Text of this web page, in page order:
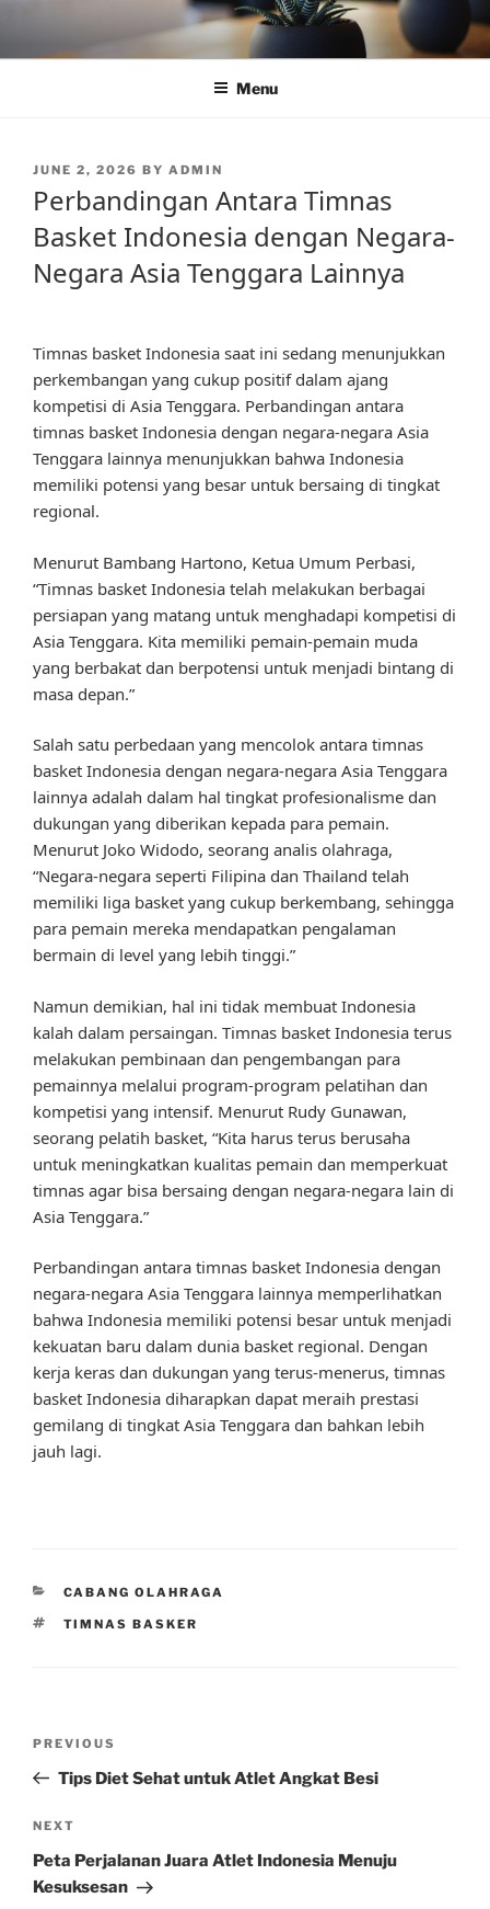
content
Menu
POSTED
JUNE 2, 2026 BY ADMIN
Perbandingan Antara Timnas
Basket Indonesia dengan Negara-
Negara Asia Tenggara Lainnya
Timnas basket Indonesia saat ini sedang menunjukkan
perkembangan yang cukup positif dalam ajang
kompetisi di Asia Tenggara. Perbandingan antara
timnas basket Indonesia dengan negara-negara Asia
Tenggara lainnya menunjukkan bahwa Indonesia
memiliki potensi yang besar untuk bersaing di tingkat
regional.
Menurut Bambang Hartono, Ketua Umum Perbasi,
“Timnas basket Indonesia telah melakukan berbagai
persiapan yang matang untuk menghadapi kompetisi di
Asia Tenggara. Kita memiliki pemain-pemain muda
yang berbakat dan berpotensi untuk menjadi bintang di
masa depan.”
Salah satu perbedaan yang mencolok antara timnas
basket Indonesia dengan negara-negara Asia Tenggara
lainnya adalah dalam hal tingkat profesionalisme dan
dukungan yang diberikan kepada para pemain.
Menurut Joko Widodo, seorang analis olahraga,
“Negara-negara seperti Filipina dan Thailand telah
memiliki liga basket yang cukup berkembang, sehingga
para pemain mereka mendapatkan pengalaman
bermain di level yang lebih tinggi.”
Namun demikian, hal ini tidak membuat Indonesia
kalah dalam persaingan. Timnas basket Indonesia terus
melakukan pembinaan dan pengembangan para
pemainnya melalui program-program pelatihan dan
kompetisi yang intensif. Menurut Rudy Gunawan,
seorang pelatih basket, “Kita harus terus berusaha
untuk meningkatkan kualitas pemain dan memperkuat
timnas agar bisa bersaing dengan negara-negara lain di
Asia Tenggara.”
Perbandingan antara timnas basket Indonesia dengan
negara-negara Asia Tenggara lainnya memperlihatkan
bahwa Indonesia memiliki potensi besar untuk menjadi
kekuatan baru dalam dunia basket regional. Dengan
kerja keras dan dukungan yang terus-menerus, timnas
basket Indonesia diharapkan dapat meraih prestasi
gemilang di tingkat Asia Tenggara dan bahkan lebih
jauh lagi.
CATEGORIES
CABANG OLAHRAGA
TAGS
TIMNAS BASKER
Previous
Post
PREVIOUS
Tips Diet Sehat untuk Atlet Angkat Besi
Next
Post
NEXT
Peta Perjalanan Juara Atlet Indonesia Menuju
Kesuksesan